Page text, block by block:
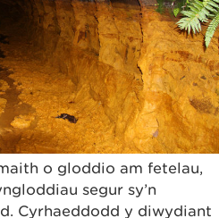
o gloddio am fetelau,
segur sy’n
Cyrhaeddodd y diwydiant